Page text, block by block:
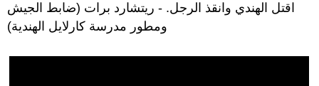
اقتل الهندي وانقذ الرجل. - ريتشارد برات (ضابط الجيش
ومطور مدرسة كارلايل الهندية)